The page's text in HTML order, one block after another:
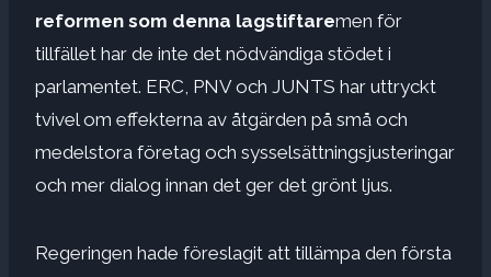
reformen som denna lagstiftaremen för
tillfället har de inte det nödvändiga stödet i
parlamentet. ERC, PNV och JUNTS har uttryckt
tvivel om effekterna av åtgärden på små och
medelstora företag och sysselsättningsjusteringar
och mer dialog innan det ger det grönt ljus.
Regeringen hade föreslagit att tillämpa den första